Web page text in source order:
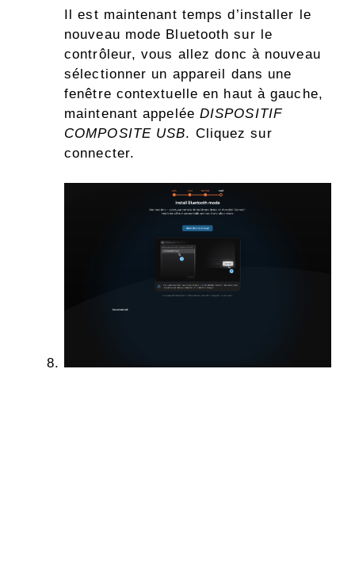
Il est maintenant temps d’installer le
nouveau mode Bluetooth sur le
contrôleur, vous allez donc à nouveau
sélectionner un appareil dans une
fenêtre contextuelle en haut à gauche,
maintenant appelée DISPOSITIF
COMPOSITE USB. Cliquez sur
connecter.